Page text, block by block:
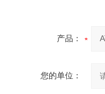
产品：
您的单位：